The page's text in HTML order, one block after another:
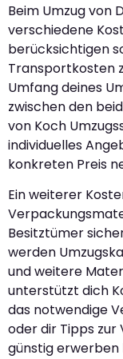
Beim Umzug von
verschiedene
berücksichtigen
Transportkosten
Umfang deines
zwischen den
von Koch
individuelles
konkreten Preis
Ein weiterer
Besitztümer
werden
und weitere
unterstützt dich
das notwendige
oder dir Tipps zur
günstig erwerben